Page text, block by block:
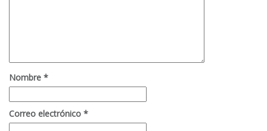
Nombre *
Correo electrónico *